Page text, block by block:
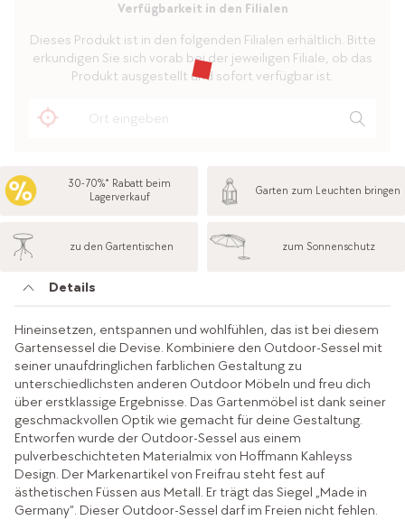
Verfügbarkeit in den Filialen
Dieses Produkt ist in den folgenden Filialen erhältlich. Bitte
erkundigen Sie sich vorab bei der jeweiligen Filiale, ob das
Produkt ausgestellt und sofort verfügbar ist.
30-70%* Rabatt beim
Lagerverkauf
Garten zum Leuchten bringen
zu den Gartentischen zum Sonnenschutz
Details
Hineinsetzen, entspannen und wohlfühlen, das ist bei diesem
Gartensessel die Devise. Kombiniere den Outdoor-Sessel mit
seiner unaufdringlichen farblichen Gestaltung zu
unterschiedlichsten anderen Outdoor Möbeln und freu dich
über erstklassige Ergebnisse. Das Gartenmöbel ist dank seiner
geschmackvollen Optik wie gemacht für deine Gestaltung.
Entworfen wurde der Outdoor-Sessel aus einem
pulverbeschichteten Materialmix von Hoffmann Kahleyss
Design. Der Markenartikel von Freifrau steht fest auf
ästhetischen Füssen aus Metall. Er trägt das Siegel „Made in
Germany“. Dieser Outdoor-Sessel darf im Freien nicht fehlen.